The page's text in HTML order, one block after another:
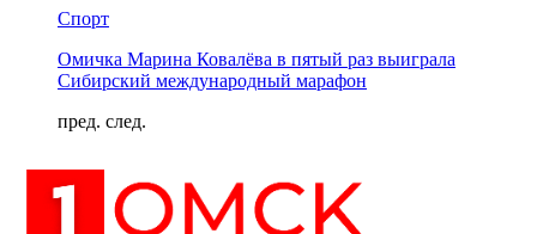
Спорт
Омичка Марина Ковалёва в пятый раз выиграла
Сибирский международный марафон
пред. след.